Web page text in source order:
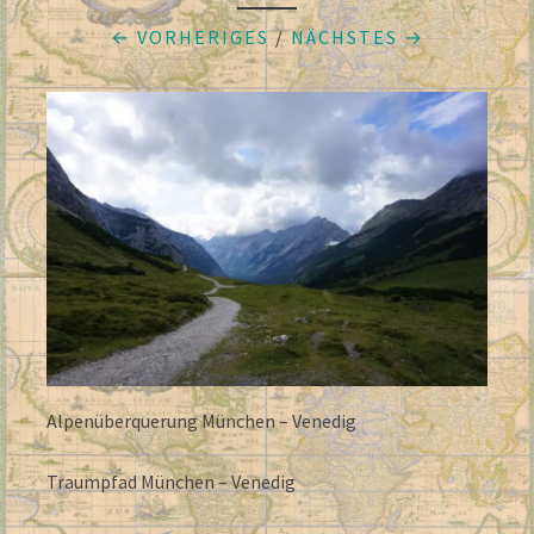
← VORHERIGES/NÄCHSTES →
Alpenüberquerung München – Venedig
Traumpfad München – Venedig